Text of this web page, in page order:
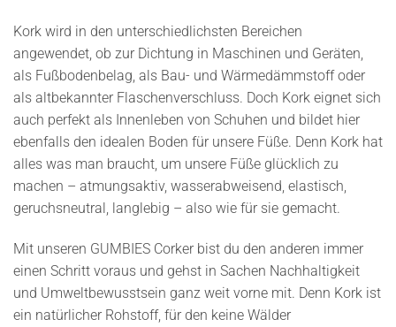
Kork wird in den unterschiedlichsten Bereichen
angewendet, ob zur Dichtung in Maschinen und Geräten,
als Fußbodenbelag, als Bau- und Wärmedämmstoff oder
als altbekannter Flaschenverschluss. Doch Kork eignet sich
auch perfekt als Innenleben von Schuhen und bildet hier
ebenfalls den idealen Boden für unsere Füße. Denn Kork hat
alles was man braucht, um unsere Füße glücklich zu
machen – atmungsaktiv, wasserabweisend, elastisch,
geruchsneutral, langlebig – also wie für sie gemacht.
Mit unseren GUMBIES Corker bist du den anderen immer
einen Schritt voraus und gehst in Sachen Nachhaltigkeit
und Umweltbewusstsein ganz weit vorne mit. Denn Kork ist
ein natürlicher Rohstoff, für den keine Wälder